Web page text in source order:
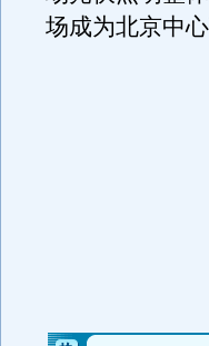
场成为北京中